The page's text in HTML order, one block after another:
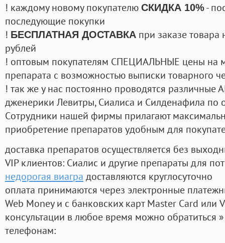
! каждому новому покупателю СКИДКА 10%-
последующие покупки
! БЕСПЛАТНАЯ ДОСТАВКА при заказе
рублей
! оптовым покупателям СПЕЦИАЛЬНЫЕ цены на
препарата с возможностью выписки товарного
! так же у нас постоянно проводятся
дженерики Левитры, Сиалиса и Силденафила по
Cотрудники нашей фирмы прилагают
приобретение препаратов удобным для
доставка препаратов осуществляется без
VIP клиентов: Сиалис и другие препараты для
недорогая виагра доставляются круглосуточно
оплата принимаются через электронные
Web Money и с банковских карт Master Card или
консультации в любое время можно обратиться
телефонам: